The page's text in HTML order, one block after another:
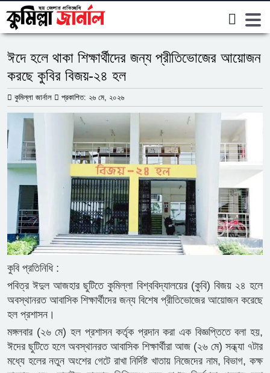
ক্যাম্পাস
ঈদে হলে থাকা শিক্ষার্থীদের জন্য প্রীতিভোজের আয়োজন
করছে কুবির বিজয়-২৪ হল
কুমিল্লা জার্নাল প্রকাশিত: ২৬ মে, ২০২৬
কুবি প্রতিনিধি :
পবিত্র ঈদুল আজহার ছুটিতে কুমিল্লা বিশ্ববিদ্যালয়ের (কুবি) বিজয় ২৪ হলে
অবস্থানরত আবাসিক শিক্ষার্থীদের জন্য বিশেষ প্রীতিভোজের আয়োজন করেছে
হল প্রশাসন।
মঙ্গলবার (২৬ মে) হল প্রশাসন কর্তৃক প্রদান করা এক বিজ্ঞপ্তিতে বলা হয়,
ঈদের ছুটিতে হলে অবস্থানরত আবাসিক শিক্ষার্থীরা আজ (২৬ মে) সন্ধ্যা ৭টার
মধ্যে হলের নতুন অংশের গেটে রাখা নির্দিষ্ট খাতায় নিজেদের নাম, বিভাগ, কক্ষ